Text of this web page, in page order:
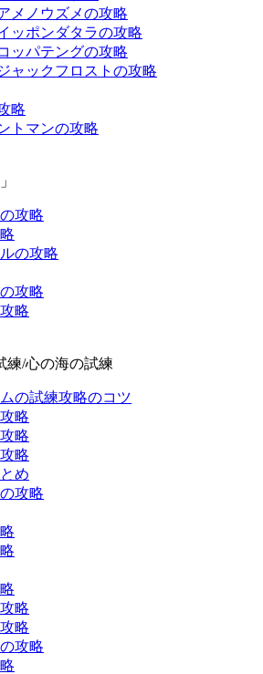
メノウズメの攻略
ッポンダタラの攻略
ッパテングの攻略
ャックフロストの攻略
略
トマンの攻略
攻略
の攻略
攻略
略
練/心の海の試練
の試練攻略のコツ
略
略
略
め
攻略
略
略
攻略